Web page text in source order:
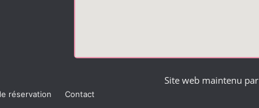
Site web maintenu par
réservation Contact